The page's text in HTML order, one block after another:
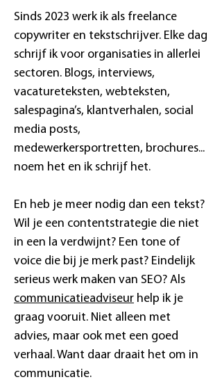
Sinds 2023 werk ik als freelance
copywriter en tekstschrijver. Elke dag
schrijf ik voor organisaties in allerlei
sectoren. Blogs, interviews,
vacatureteksten, webteksten,
salespagina’s, klantverhalen, social
media posts,
medewerkersportretten, brochures...
noem het en ik schrijf het.
En heb je meer nodig dan een tekst?
Wil je een contentstrategie die niet
in een la verdwijnt? Een tone of
voice die bij je merk past? Eindelijk
serieus werk maken van SEO? Als
communicatieadviseur help ik je
graag vooruit. Niet alleen met
advies, maar ook met een goed
verhaal. Want daar draait het om in
communicatie.